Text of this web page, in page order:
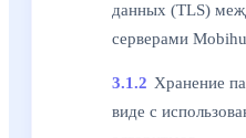
данных (TLS)
серверами
3.1.2 Хранение
виде с